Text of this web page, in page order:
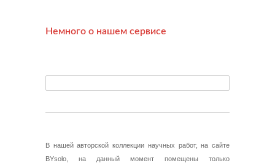
Немного о нашем сервисе
В нашей авторской коллекции научных работ, на сайте
BYsolo, на данный момент помещены только